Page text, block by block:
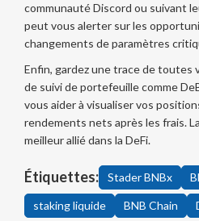
communauté Discord ou suivant
peut vous alerter sur les
changements de paramètres
Enfin, gardez une trace de toutes
de suivi de portefeuille comme
vous aider à visualiser vos
rendements nets après les frais.
meilleur allié dans la DeFi.
Étiquettes: Stader BNBx
staking liquide BNB Chain